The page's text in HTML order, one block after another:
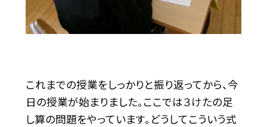
これまでの授業をしっかりと振り返ってから、今
日の授業が始まりました。ここでは３けたの足
し算の問題をやっています。どうしてこういう式